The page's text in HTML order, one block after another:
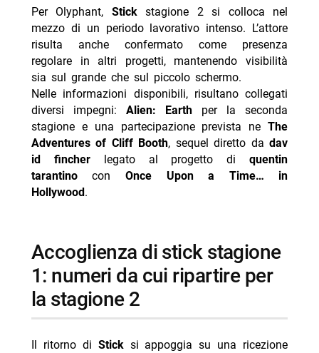
Per Olyphant, Stickstagione 2 si colloca nel
mezzo di un periodo lavorativo intenso. L’attore
risulta anche confermato come presenza
regolare in altri progetti, mantenendo visibilità
sia sul grande che sul piccolo schermo.
Nelle informazioni disponibili, risultano collegati
diversi impegni: Alien: Earth per la seconda
stagione e una partecipazione prevista neThe
Adventures of Cliff Booth, sequel diretto dadav
id fincherlegato al progetto diquentin
tarantinocon Once Upon a Time… in
Hollywood.
accoglienza di stick stagione
1: numeri da cui ripartire per
la stagione 2
Il ritorno di Sticksi appoggia su una ricezione